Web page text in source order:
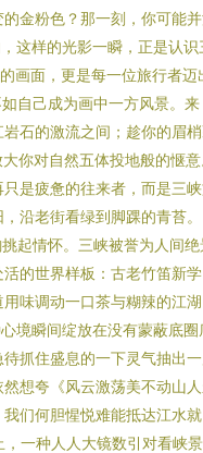
金粉色？那一刻，你可能
这样的光影一瞬，正是认识
画面，更是每一位旅行者迈
自己成为画中一方风景。来
石的激流之间；趁你的眉
你对自然五体投地般的惬
是疲惫的往来者，而是三
沿老街看绿到脚踝的青苔。
起情怀。三峡被誉为人间绝
的世界样板：古老竹笛新学
味调动一口茶与糊辣的江
境瞬间绽放在没有蒙蔽底圈
抓住盛息的一下灵气抽出
想夸《风云激荡美不动山
们何胆惺悦难能抵达江水就
一种人人大镜数引对看峡